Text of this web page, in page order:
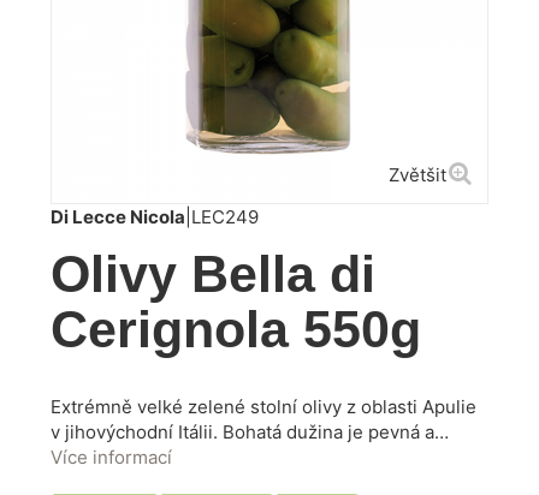
Zvětšit
Di Lecce Nicola LEC249
Olivy Bella di
Cerignola 550g
Extrémně velké zelené stolní olivy z oblasti Apulie
v jihovýchodní Itálii. Bohatá dužina je pevná a
šťavnatá, zatímco chuť je znatelně jemná a
Více informací